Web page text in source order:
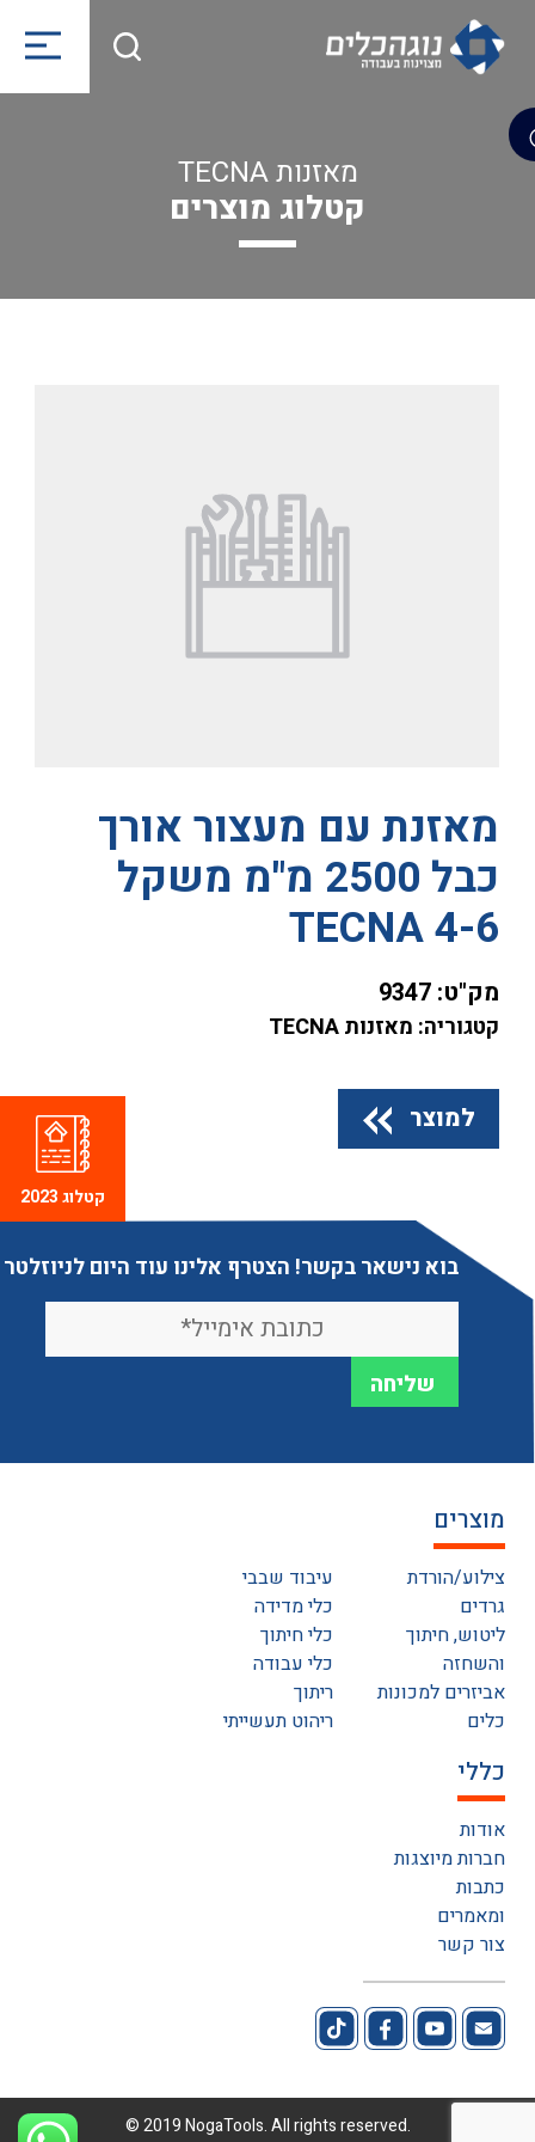
מאזנות TECNA
קטלוג מוצרים
מאזנת עם מעצור אורך
כבל 2500 מ"מ משקל
TECNA 4-6
מק"ט: 9347
קטגוריה: מאזנות TECNA
למוצר
בוא נישאר בקשר! הצטרף אלינו עוד היום לניוזלטר
מוצרים
צילוע/הורדת
גרדים
ליטוש, חיתוך
והשחזה
אביזרים למכונות
כלים
עיבוד שבבי
כלי מדידה
כלי חיתוך
כלי עבודה
ריתוך
ריהוט תעשייתי
כללי
אודות
חברות מיוצגות
כתבות
ומאמרים
צור קשר
© 2019 NogaTools. All rights reserved.
קטלוג 2023